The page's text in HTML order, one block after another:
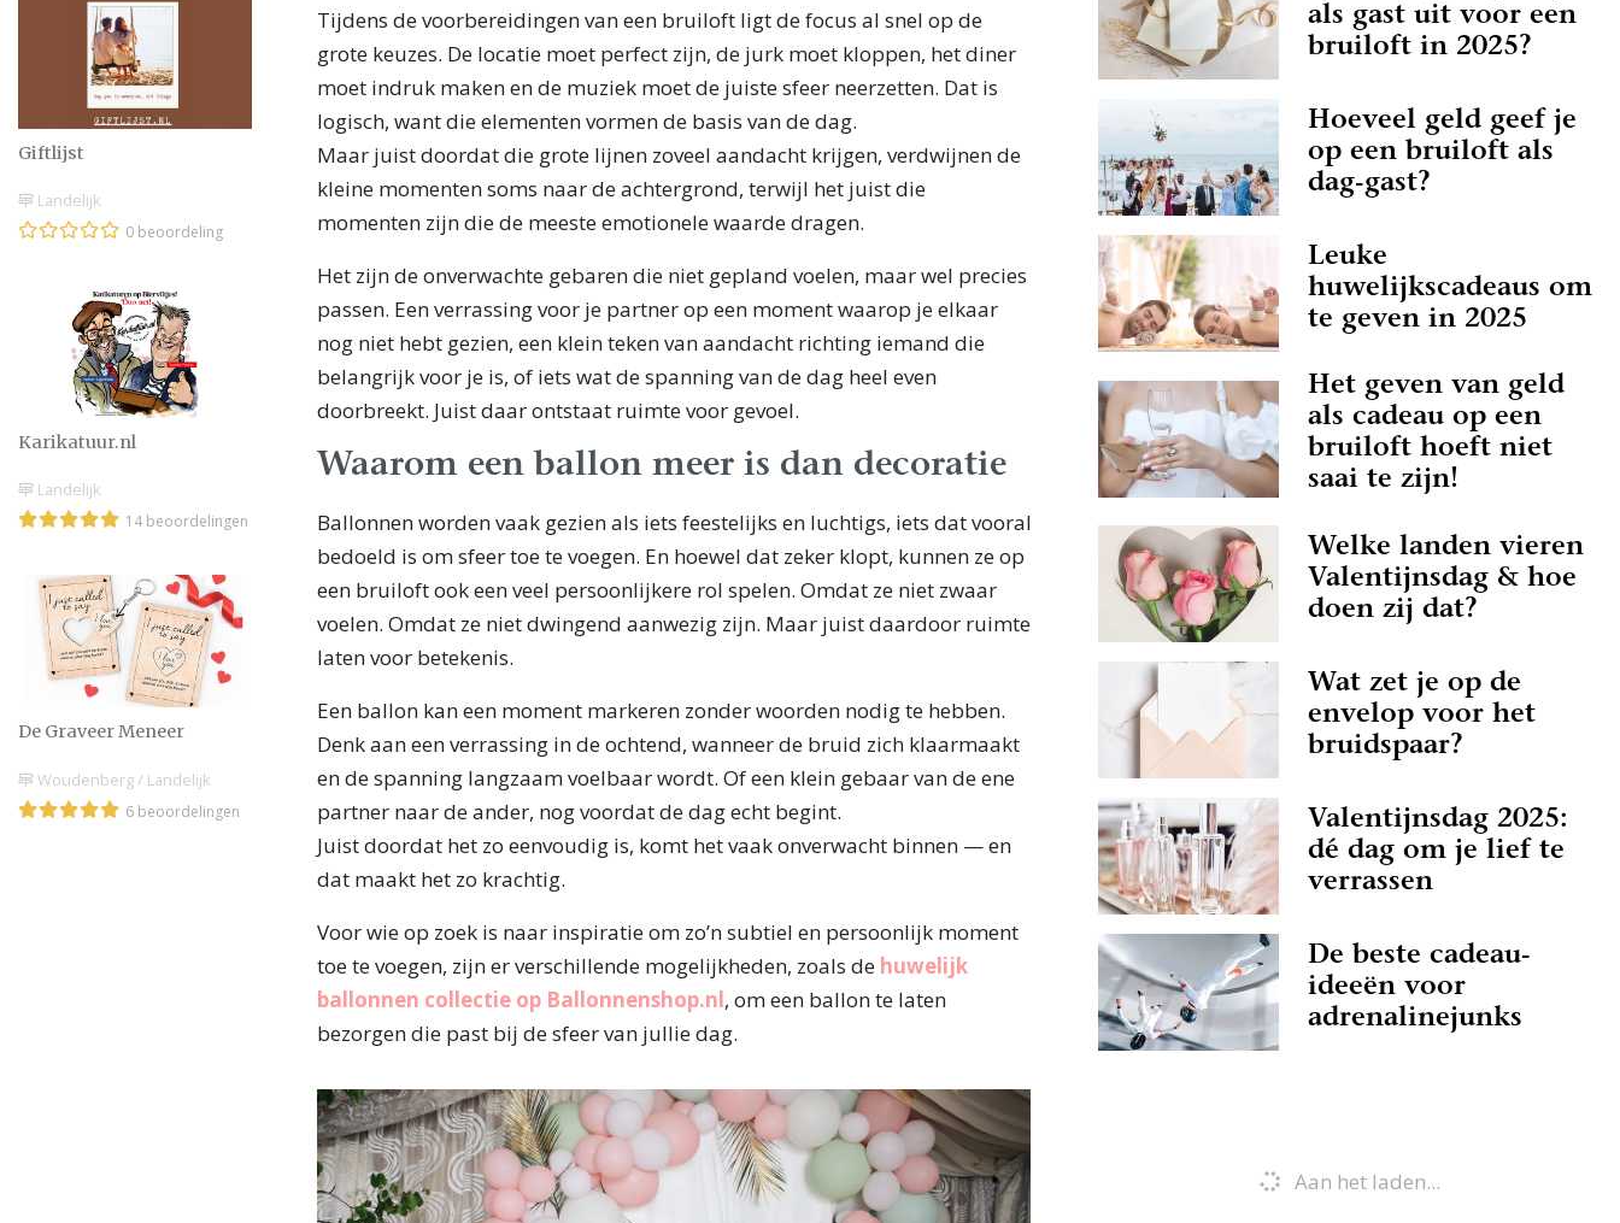
Giftlijst
Landelijk
0 beoordeling
Karikatuur.nl
Landelijk
14 beoordelingen
De Graveer Meneer
Woudenberg / Landelijk
6 beoordelingen
Tijdens de voorbereidingen van een bruiloft ligt de focus al snel op de
grote keuzes. De locatie moet perfect zijn, de jurk moet kloppen, het diner
moet indruk maken en de muziek moet de juiste sfeer neerzetten. Dat is
logisch, want die elementen vormen de basis van de dag.
Maar juist doordat die grote lijnen zoveel aandacht krijgen, verdwijnen de
kleine momenten soms naar de achtergrond, terwijl het juist die
momenten zijn die de meeste emotionele waarde dragen.
Het zijn de onverwachte gebaren die niet gepland voelen, maar wel precies
passen. Een verrassing voor je partner op een moment waarop je elkaar
nog niet hebt gezien, een klein teken van aandacht richting iemand die
belangrijk voor je is, of iets wat de spanning van de dag heel even
doorbreekt. Juist daar ontstaat ruimte voor gevoel.
Waarom een ballon meer is dan decoratie
Ballonnen worden vaak gezien als iets feestelijks en luchtigs, iets dat vooral
bedoeld is om sfeer toe te voegen. En hoewel dat zeker klopt, kunnen ze op
een bruiloft ook een veel persoonlijkere rol spelen. Omdat ze niet zwaar
voelen. Omdat ze niet dwingend aanwezig zijn. Maar juist daardoor ruimte
laten voor betekenis.
Een ballon kan een moment markeren zonder woorden nodig te hebben.
Denk aan een verrassing in de ochtend, wanneer de bruid zich klaarmaakt
en de spanning langzaam voelbaar wordt. Of een klein gebaar van de ene
partner naar de ander, nog voordat de dag echt begint.
Juist doordat het zo eenvoudig is, komt het vaak onverwacht binnen — en
dat maakt het zo krachtig.
Voor wie op zoek is naar inspiratie om zo’n subtiel en persoonlijk moment
toe te voegen, zijn er verschillende mogelijkheden, zoals de huwelijk
ballonnen collectie op Ballonnenshop.nl, om een ballon te laten
bezorgen die past bij de sfeer van jullie dag.
als gast uit voor een
bruiloft in 2025?
Hoeveel geld geef je
op een bruiloft als
dag-gast?
Leuke
huwelijkscadeaus om
te geven in 2025
Het geven van geld
als cadeau op een
bruiloft hoeft niet
saai te zijn!
Welke landen vieren
Valentijnsdag & hoe
doen zij dat?
Wat zet je op de
envelop voor het
bruidspaar?
Valentijnsdag 2025:
dé dag om je lief te
verrassen
De beste cadeau-
ideeën voor
adrenalinejunks
Aan het laden...